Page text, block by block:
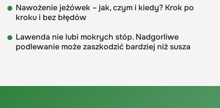
Nawożenie jeżówek – jak, czym i kiedy? Krok po
kroku i bez błędów
Lawenda nie lubi mokrych stóp. Nadgorliwe
podlewanie może zaszkodzić bardziej niż susza